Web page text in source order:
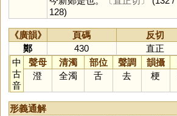
128)
《廣韻》 頁碼 反切
鄭
430
直正
中
古
音
聲母 清濁 部位 聲調 韻攝
澄
全濁 舌 去 梗
形義通解